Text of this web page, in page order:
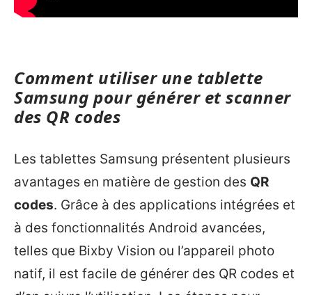
Comment utiliser une tablette
Samsung pour générer et scanner
des QR codes
Les tablettes Samsung présentent plusieurs
avantages en matière de gestion des QR
codes. Grâce à des applications intégrées et
à des fonctionnalités Android avancées,
telles que Bixby Vision ou l’appareil photo
natif, il est facile de générer des QR codes et